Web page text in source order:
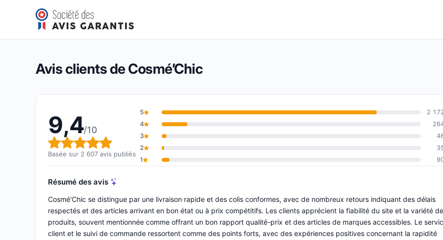
Cosmé’Chic
Note globale : 9,4 sur 10
9,4/10(2 607 avis)
Avis clients de Cosmé’Chic
9,4/10
Note globale : 9,4 sur 10
Basée sur 2 607 avis publiés
5
2
4
3
2
1
Résumé des avis
Cosmé'Chic se distingue par une livraison rapide et des colis conformes, avec de nombreux retours indiquant des délais
respectés et des articles arrivant en bon état ou à prix compétitifs. Les clients apprécient la fiabilité du site et la variété
produits, souvent mentionnée comme offrant un bon rapport qualité-prix et des articles de marques accessibles. Le
client et le suivi de commande ressortent comme des points forts, avec des expériences positives concernant la rapidité